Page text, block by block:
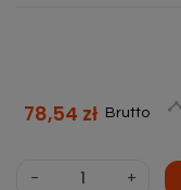
78,54 zł Brutto
- +